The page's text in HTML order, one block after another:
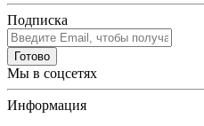
Подписка
Готово
Мы в соцсетях
Информация